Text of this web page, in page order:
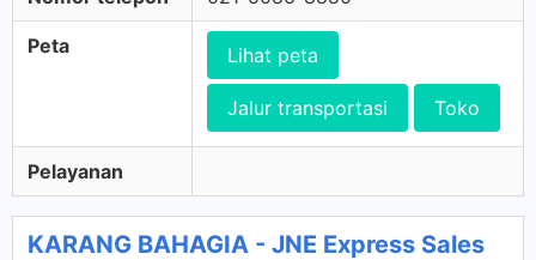
Peta Lihat peta
Jalur transportasi Toko
Pelayanan
KARANG BAHAGIA - JNE Express Sales